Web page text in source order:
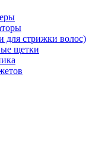
стрижки волос)
щетки